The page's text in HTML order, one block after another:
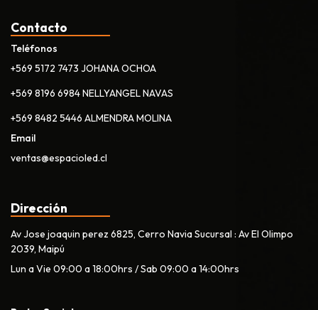
Contacto
Teléfonos
+569 5172 7473 JOHANA OCHOA
+569 8196 6984 NELLYANGEL NAVAS
+569 8482 5446 ALMENDRA MOLINA
Email
ventas@espacioled.cl
Dirección
Av Jose joaquin perez 6825, Cerro Navia Sucursal : Av El Olimpo
2039, Maipú
Lun a Vie 09:00 a 18:00hrs / Sab 09:00 a 14:00hrs